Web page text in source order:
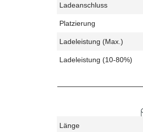
Ladeanschluss
Platzierung
Ladeleistung (max.)
Ladeleistung (10-80%)
Länge